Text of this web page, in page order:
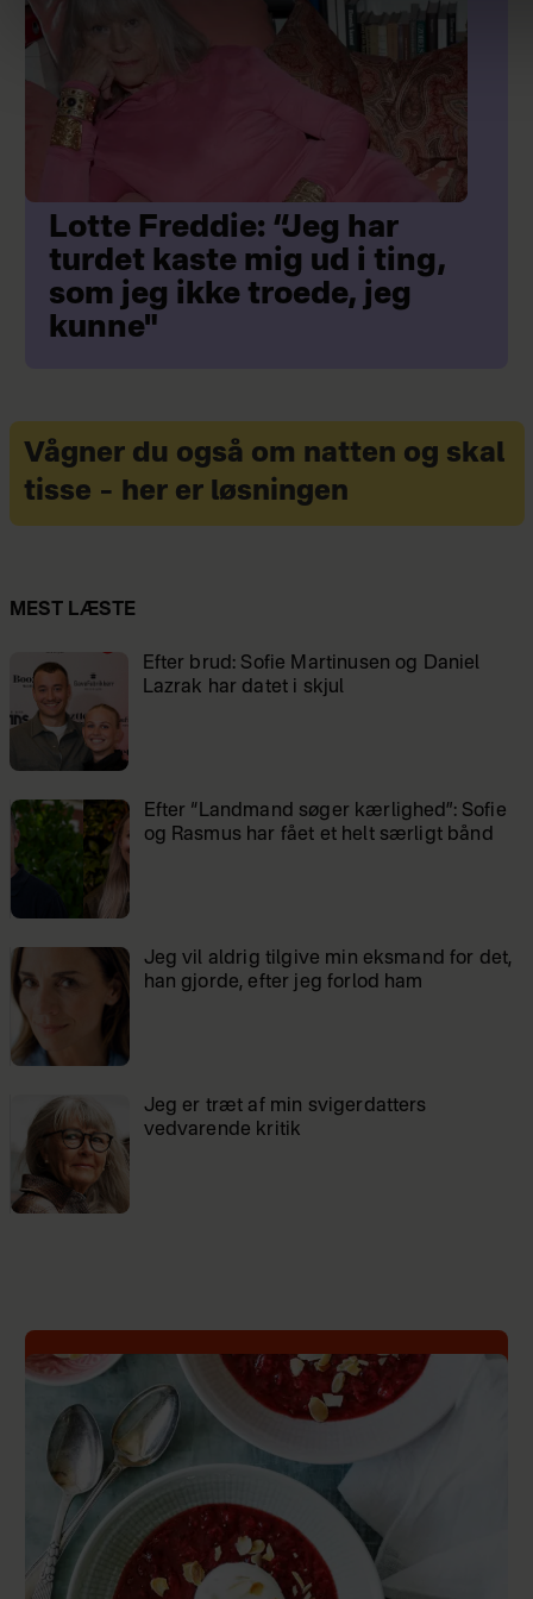
Lotte Freddie: “Jeg har
turdet kaste mig ud i ting,
som jeg ikke troede, jeg
kunne"
Vågner du også om natten og skal
tisse – her er løsningen
MEST LÆSTE
Efter brud: Sofie Martinusen og Daniel
Lazrak har datet i skjul
Efter “Landmand søger kærlighed”: Sofie
og Rasmus har fået et helt særligt bånd
Jeg vil aldrig tilgive min eksmand for det,
han gjorde, efter jeg forlod ham
Jeg er træt af min svigerdatters
vedvarende kritik